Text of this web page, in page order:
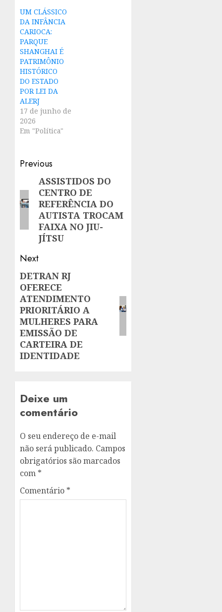
UM CLÁSSICO
DA INFÂNCIA
CARIOCA:
PARQUE
SHANGHAI É
PATRIMÔNIO
HISTÓRICO
DO ESTADO
POR LEI DA
ALERJ
17 de junho de
2026
Em "Política"
Post
navigation
Previous
Previous
post:
ASSISTIDOS DO
CENTRO DE
REFERÊNCIA DO
AUTISTA TROCAM
FAIXA NO JIU-
JÍTSU
Next
Next
post:
DETRAN RJ
OFERECE
ATENDIMENTO
PRIORITÁRIO A
MULHERES PARA
EMISSÃO DE
CARTEIRA DE
IDENTIDADE
Deixe um
comentário
O seu endereço de e-mail
não será publicado. Campos
obrigatórios são marcados
com *
Comentário *